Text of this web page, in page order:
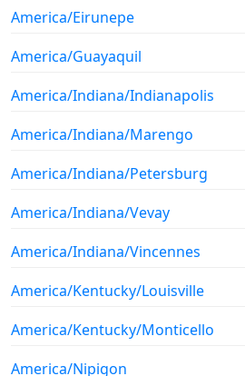
America/Eirunepe
America/Guayaquil
America/Indiana/Indianapolis
America/Indiana/Marengo
America/Indiana/Petersburg
America/Indiana/Vevay
America/Indiana/Vincennes
America/Kentucky/Louisville
America/Kentucky/Monticello
America/Nipigon